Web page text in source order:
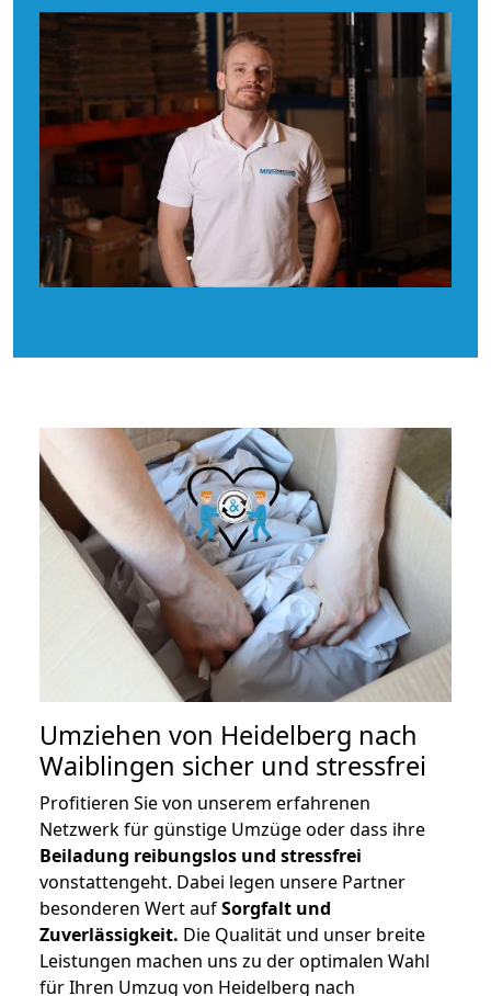
Umziehen von Heidelberg nach
Waiblingen sicher und stressfrei
Profitieren Sie von unserem erfahrenen
Netzwerk für günstige Umzüge oder dass ihre
Beiladung reibungslos und stressfrei
vonstattengeht. Dabei legen unsere Partner
besonderen Wert aufSorgfalt und
Zuverlässigkeit. Die Qualität und unser breite
Leistungen machen uns zu der optimalen Wahl
für Ihren Umzug von Heidelberg nach